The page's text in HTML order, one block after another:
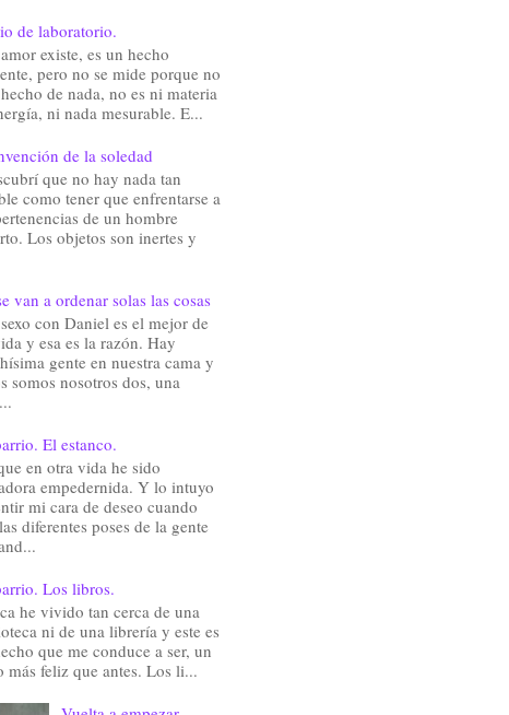
de laboratorio.
existe, es un hecho
pero no se mide porque no
de nada, no es ni materia
ni nada mesurable. E...
de la soledad
que no hay nada tan
como tener que enfrentarse a
de un hombre
Los objetos son inertes y
van a ordenar solas las cosas
con Daniel es el mejor de
y esa es la razón. Hay
gente en nuestra cama y
somos nosotros dos, una
El estanco.
en otra vida he sido
empedernida. Y lo intuyo
mi cara de deseo cuando
diferentes poses de la gente
Los libros.
he vivido tan cerca de una
ni de una librería y este es
que me conduce a ser, un
más feliz que antes. Los li...